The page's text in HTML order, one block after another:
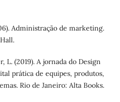
Administração de marketing.
L. (2019). A jornada do Design
prática de equipes, produtos,
Rio de Janeiro: Alta Books.